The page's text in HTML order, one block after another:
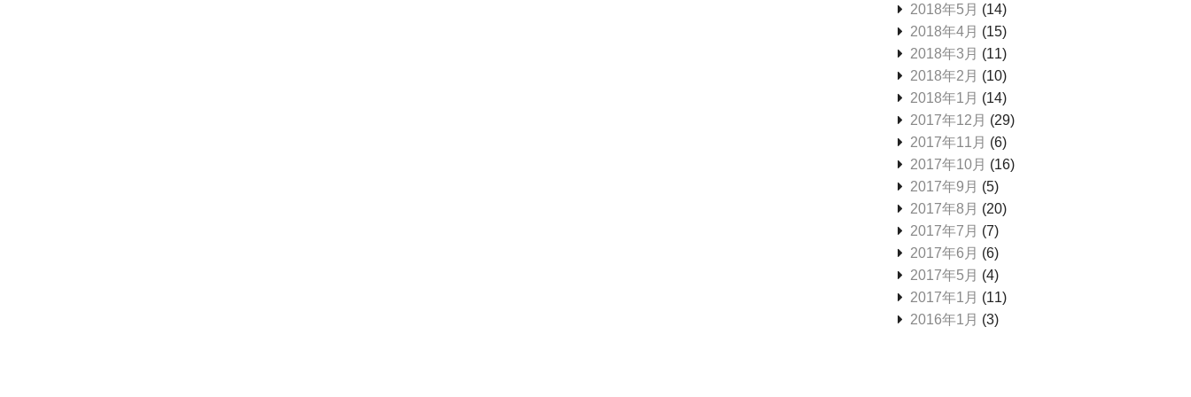
2018年5月 (14)
2018年4月 (15)
2018年3月 (11)
2018年2月 (10)
2018年1月 (14)
2017年12月 (29)
2017年11月 (6)
2017年10月 (16)
2017年9月 (5)
2017年8月 (20)
2017年7月 (7)
2017年6月 (6)
2017年5月 (4)
2017年1月 (11)
2016年1月 (3)